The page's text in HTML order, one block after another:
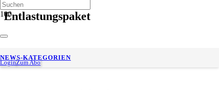
LoginZum Abo
NEWS-KATEGORIEN
Entlastungspaket
DIW-Konjunkturbarometer Dezember: Konjunkturaussichten
hellen sich etwas auf